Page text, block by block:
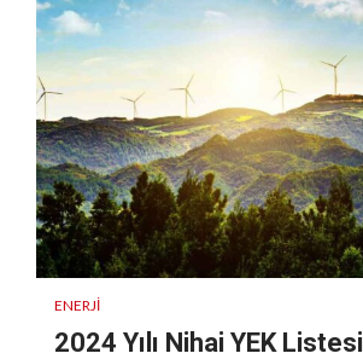
ENERJI
2024 Yılı Nihai YEK Listesi